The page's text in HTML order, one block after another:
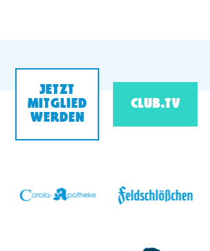
JETZT
MITGLIED
WERDEN
CLUB.TV